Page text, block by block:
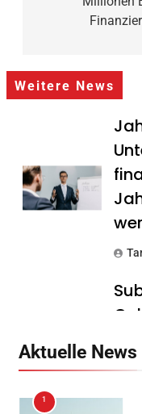
Weitere News
Aktuelle News
1